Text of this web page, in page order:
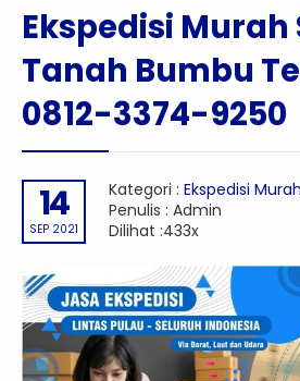
Ekspedisi
Tanah Bumbu
0812-3374-9250
14
SEP 2021
Kategori : Ekspedisi
Penulis : Admin
Dilihat :433x